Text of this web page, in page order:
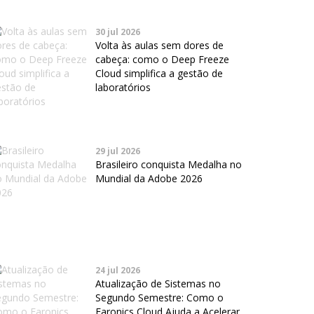
30 jul 2026
Volta às aulas sem dores de
cabeça: como o Deep Freeze
Cloud simplifica a gestão de
laboratórios
29 jul 2026
Brasileiro conquista Medalha no
Mundial da Adobe 2026
24 jul 2026
Atualização de Sistemas no
Segundo Semestre: Como o